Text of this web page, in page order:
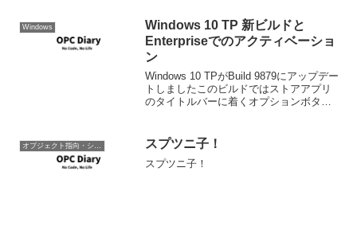
Windows
Windows 10 TP 新ビルドと
Enterpriseでのアクティベーショ
ン
Windows 10 TPがBuild 9879にアップデー
トしましたこのビルドではストアアプリ
のタイトルバーに着くオプションボタン
準以外のストアアプリはリペア、Off...
オブジェクト指向・システム開発 スプツニ子！
スプツニ子！